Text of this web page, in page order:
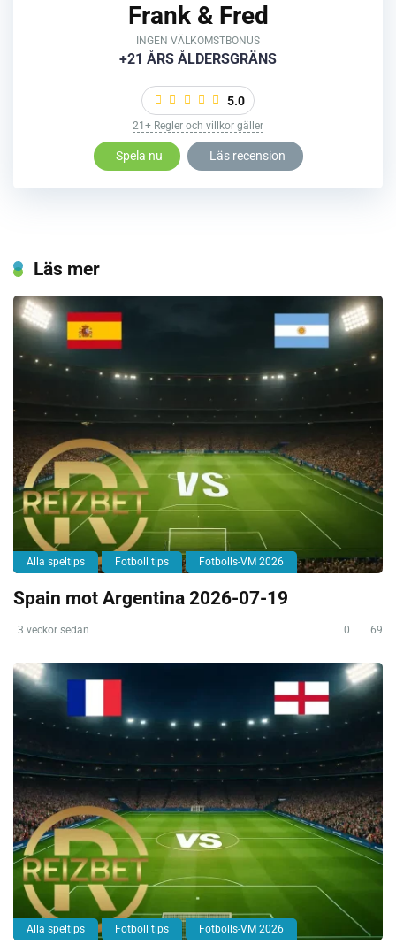
Frank & Fred
INGEN VÄLKOMSTBONUS
+21 ÅRS ÅLDERSGRÄNS
5.0
21+ Regler och villkor gäller
Spela nu Läs recension
Läs mer
Alla speltips Fotboll tips Fotbolls-VM 2026
Spain mot Argentina 2026-07-19
3 veckor sedan 0 69
Alla speltips Fotboll tips Fotbolls-VM 2026